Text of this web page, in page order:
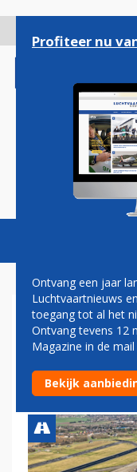
gaan
Magazine
LUIK
GESTOPT
Profiteer nu
Ontvang een jaar
Luchtvaartnieuws
toegang tot al het
Ontvang tevens 12
Magazine in de
Bekijk